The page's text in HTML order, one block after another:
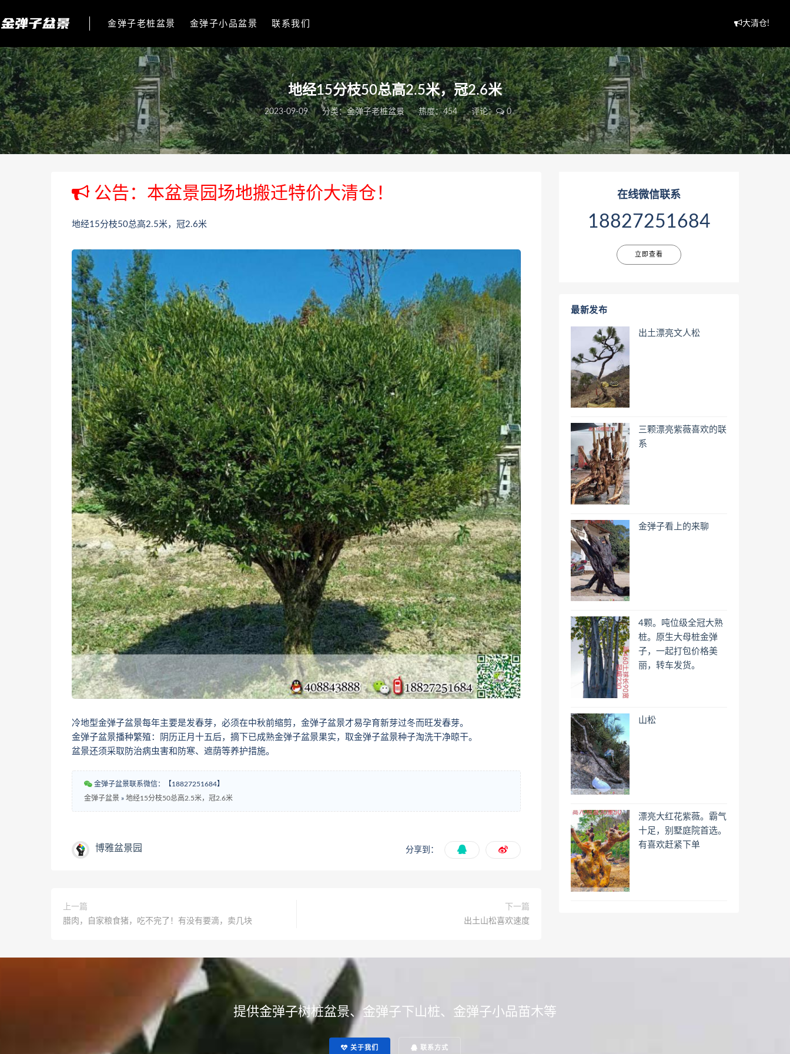
金弹子老桩盆景 金弹子小品盆景 联系我们 大清仓!
地经15分枝50总高2.5米，冠2.6米
2023-09-09 分类：金弹子老桩盆景 热度：454 评论： 0
公告：本盆景园场地搬迁特价大清仓！
地经15分枝50总高2.5米，冠2.6米
冷地型金弹子盆景每年主要是发春芽，必须在中秋前缩剪，金弹子盆景才易孕育新芽过冬而旺发春芽。
金弹子盆景播种繁殖：阴历正月十五后，摘下已成熟金弹子盆景果实，取金弹子盆景种子淘洗干净晾干。
盆景还须采取防治病虫害和防寒、遮荫等养护措施。
金弹子盆景联系微信：【18827251684】
金弹子盆景 » 地经15分枝50总高2.5米，冠2.6米
博雅盆景园 分享到：
上一篇
腊肉，自家粮食猪，吃不完了！有没有要滴，卖几块
下一篇
出土山松喜欢速度
在线微信联系
18827251684
立即查看
最新发布
出土漂亮文人松
三颗漂亮紫薇喜欢的联
系
金弹子看上的来聊
4颗。吨位级全冠大熟
桩。原生大母桩金弹
子，一起打包价格美
丽，转车发货。
山松
漂亮大红花紫薇。霸气
十足，别墅庭院首选。
有喜欢赶紧下单
提供金弹子树桩盆景、金弹子下山桩、金弹子小品苗木等
关于我们 联系方式